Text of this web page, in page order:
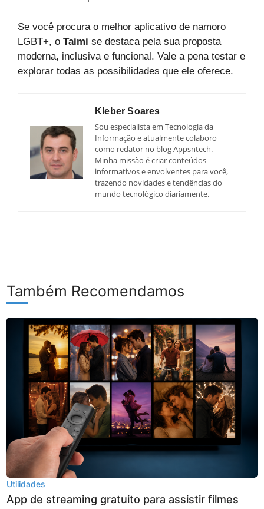
Se você procura o melhor aplicativo de namoro
LGBT+, o Taimi se destaca pela sua proposta
moderna, inclusiva e funcional. Vale a pena testar e
explorar todas as possibilidades que ele oferece.
Kleber Soares
Sou especialista em Tecnologia da
Informação e atualmente colaboro
como redator no blog Appsntech.
Minha missão é criar conteúdos
informativos e envolventes para você,
trazendo novidades e tendências do
mundo tecnológico diariamente.
Também Recomendamos
Utilidades
App de streaming gratuito para assistir filmes